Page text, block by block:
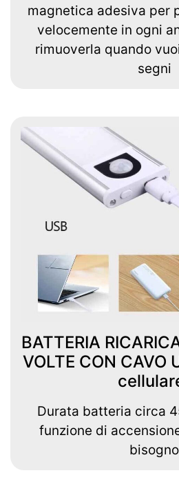
magnetica adesiva per
velocemente in ogni
rimuoverla quando
segni
BATTERIA
VOLTE CON CAVO
Durata batteria circa
funzione di
bisogno